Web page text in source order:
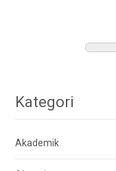
Kategori
Akademik